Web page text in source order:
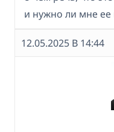
и нужно ли мне ее
12.05.2025 В 14:44